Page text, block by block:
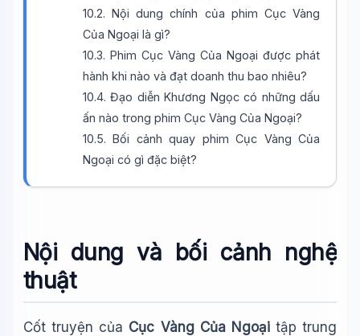
10.2. Nội dung chính của phim Cục Vàng
Của Ngoại là gì?
10.3. Phim Cục Vàng Của Ngoại được phát
hành khi nào và đạt doanh thu bao nhiêu?
10.4. Đạo diễn Khương Ngọc có những dấu
ấn nào trong phim Cục Vàng Của Ngoại?
10.5. Bối cảnh quay phim Cục Vàng Của
Ngoại có gì đặc biệt?
Nội dung và bối cảnh nghệ
thuật
Cốt truyện của Cục Vàng Của Ngoạitập trung
Sẵn sàng hỗ trợ
🎓